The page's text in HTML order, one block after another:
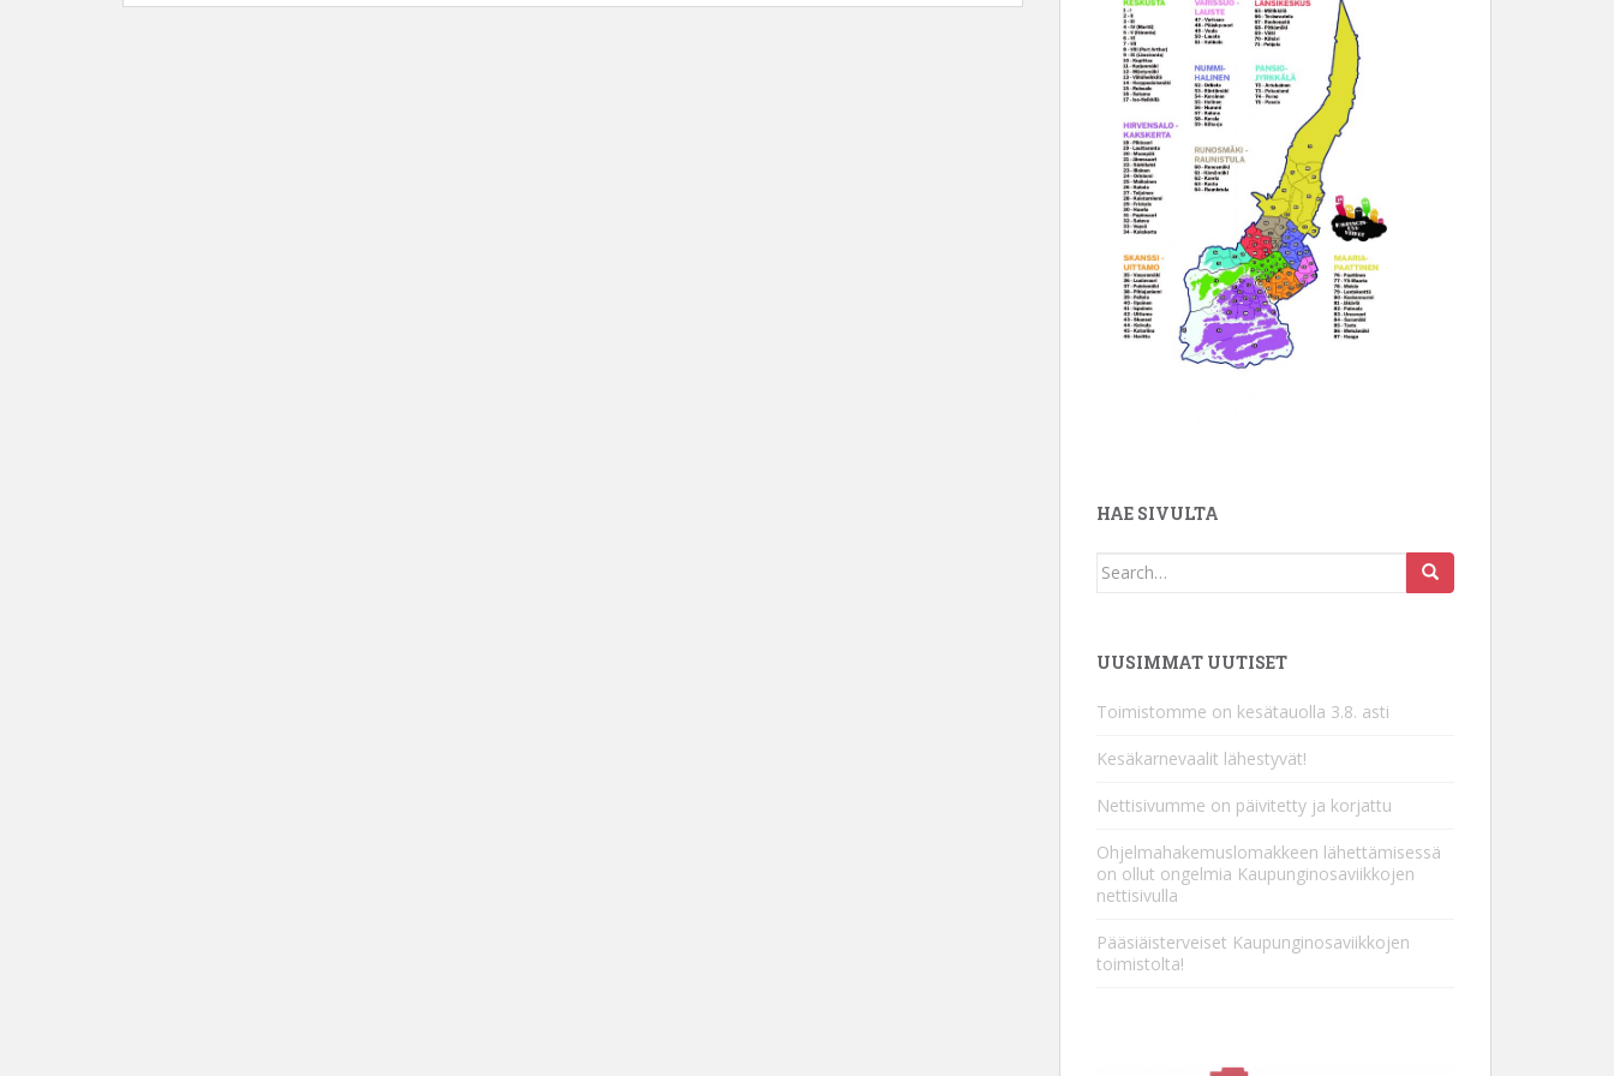
HAE SIVULTA
Search
UUSIMMAT UUTISET
Toimistomme on kesätauolla 3.8. asti
Kesäkarnevaalit lähestyvät!
Nettisivumme on päivitetty ja korjattu
Ohjelmahakemuslomakkeen lähettämisessä
on ollut ongelmia Kaupunginosaviikkojen
nettisivulla
Pääsiäisterveiset Kaupunginosaviikkojen
toimistolta!